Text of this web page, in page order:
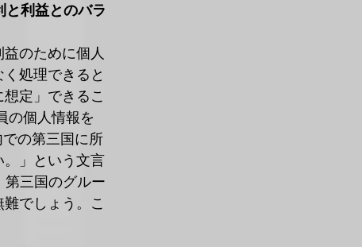
と利益とのバラ
のために個人
処理できると
定」できるこ
の個人情報を
の第三国に所
」という文言
第三国のグルー
でしょう。こ